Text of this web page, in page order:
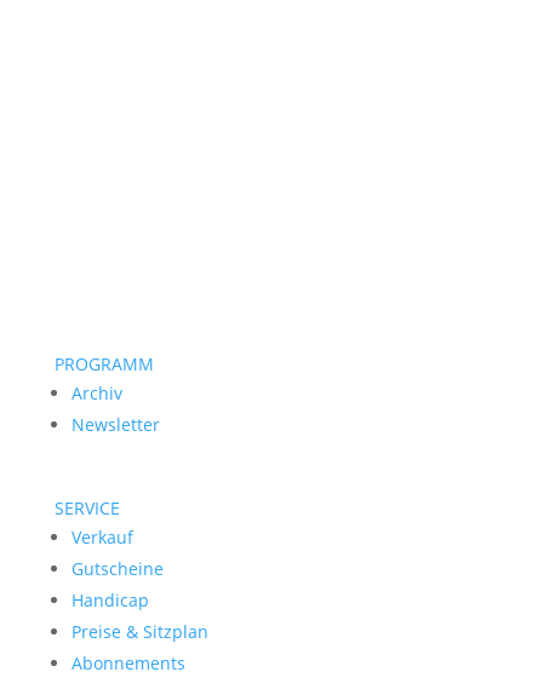
PROGRAMM
Archiv
Newsletter
SERVICE
Verkauf
Gutscheine
Handicap
Preise & Sitzplan
Abonnements